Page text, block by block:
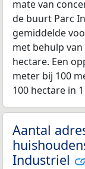
mate van
de buurt Parc
gemiddelde
met behulp
hectare. Een
meter bij 100
100 hectare in 1
Aantal
Industriel